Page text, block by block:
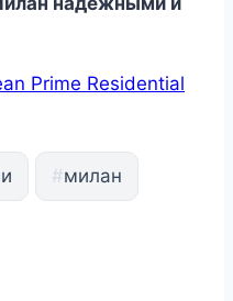
Prime Residential
#милан